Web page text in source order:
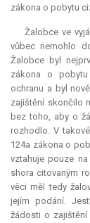
zákona o pobytu
Žalobce ve
vůbec nemohlo
Žalobce byl
zákona o
ochranu a byl
zajištění skončilo
bez toho, aby o
rozhodlo. V
124a zákona o
vztahuje pouze
shora citovaným
věci měl tedy
jejím podání.
žádosti o zajištění